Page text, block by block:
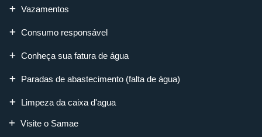
Vazamentos
Consumo responsável
Conheça sua fatura de água
Paradas de abastecimento (falta de água)
Limpeza da caixa d'agua
Visite o Samae